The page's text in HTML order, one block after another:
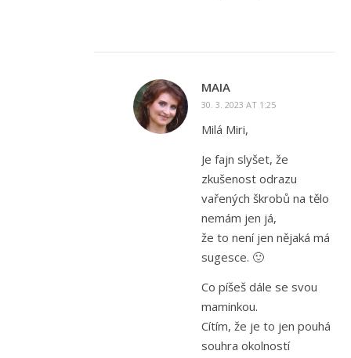
MAIA
30. 3. 2023 AT 1:25
Milá Miri,
Je fajn slyšet, že
zkušenost odrazu
vařených škrobů na tělo
nemám jen já,
že to není jen nějaká má
sugesce. 🙂
Co píšeš dále se svou
maminkou.
Cítím, že je to jen pouhá
souhra okolností